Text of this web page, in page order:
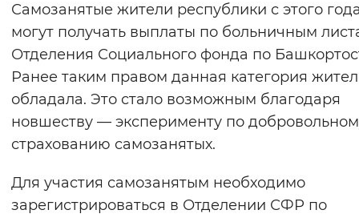
Цвет сайта
Монохромный Инверсивный
Синий фон
Изображения
Включены
Звуковой ассистент
Самозанятые жители республики с этого
могут получать выплаты по больничным
Отделения Социального фонда по
Ранее таким правом данная категория
обладала. Это стало возможным благодаря
новшеству — эксперименту по
страхованию самозанятых.
Для участия самозанятым необходимо
зарегистрироваться в Отделении СФР по